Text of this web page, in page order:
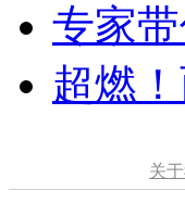
专家
超燃
关